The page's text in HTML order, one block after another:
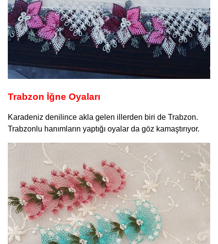
Trabzon İğne Oyaları
Karadeniz denilince akla gelen illerden biri de Trabzon.
Trabzonlu hanımların yaptığı oyalar da göz kamaştırıyor.